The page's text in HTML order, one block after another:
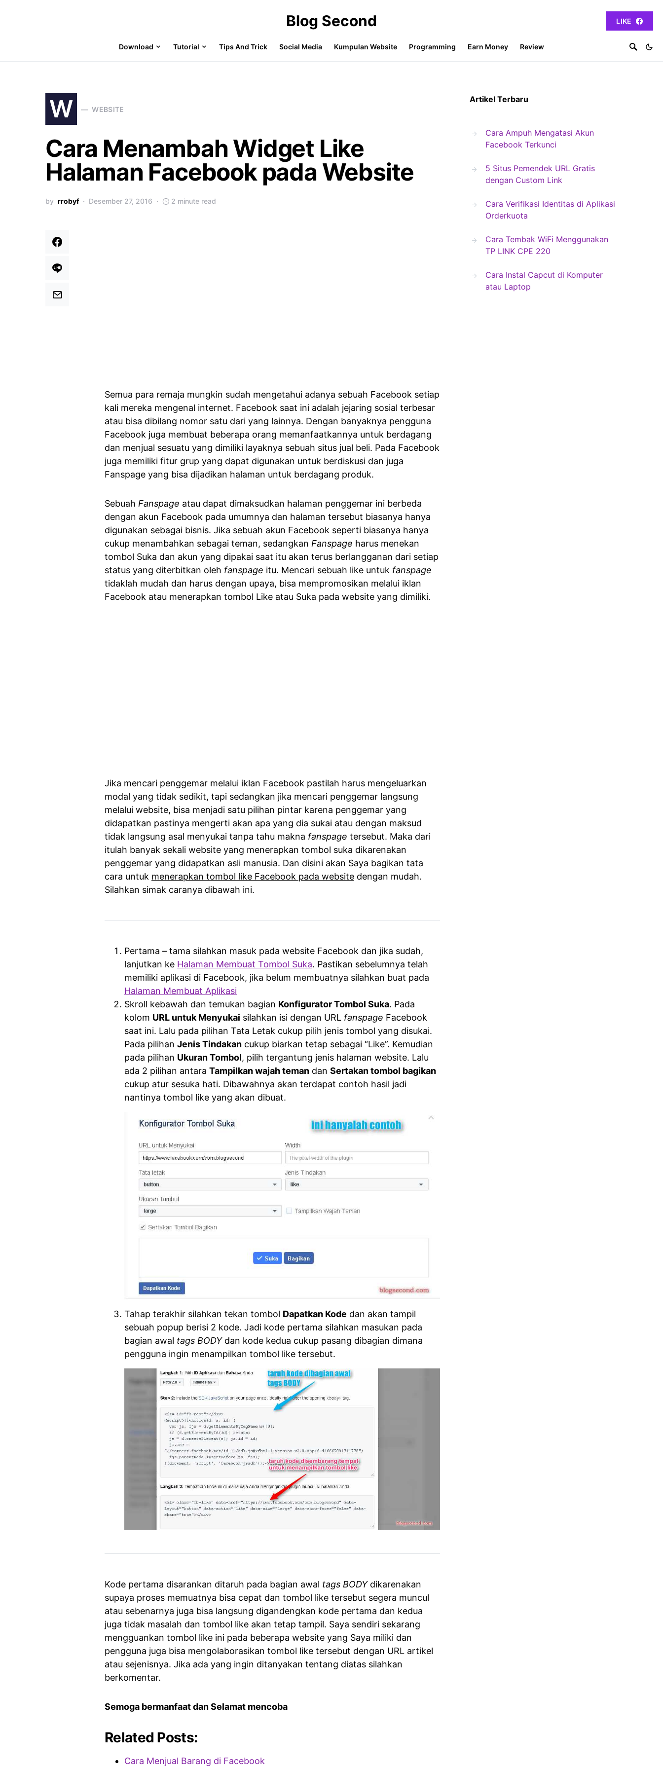
Blog Second LIKE
Download Tutorial Tips And Trick Social Media Kumpulan Website Programming Earn Money Review
W WEBSITE
Cara Menambah Widget Like
Halaman Facebook pada Website
by rrobyf Desember 27, 2016 2 minute read
Semua para remaja mungkin sudah mengetahui adanya sebuah Facebook setiap
kali mereka mengenal internet. Facebook saat ini adalah jejaring sosial terbesar
atau bisa dibilang nomor satu dari yang lainnya. Dengan banyaknya pengguna
Facebook juga membuat beberapa orang memanfaatkannya untuk berdagang
dan menjual sesuatu yang dimiliki layaknya sebuah situs jual beli. Pada Facebook
juga memiliki fitur grup yang dapat digunakan untuk berdiskusi dan juga
Fanspage yang bisa dijadikan halaman untuk berdagang produk.
Sebuah Fanspage atau dapat dimaksudkan halaman penggemar ini berbeda
dengan akun Facebook pada umumnya dan halaman tersebut biasanya hanya
digunakan sebagai bisnis. Jika sebuah akun Facebook seperti biasanya hanya
cukup menambahkan sebagai teman, sedangkan Fanspage harus menekan
tombol Suka dan akun yang dipakai saat itu akan terus berlangganan dari setiap
status yang diterbitkan oleh fanspage itu. Mencari sebuah like untuk fanspage
tidaklah mudah dan harus dengan upaya, bisa mempromosikan melalui iklan
Facebook atau menerapkan tombol Like atau Suka pada website yang dimiliki.
Jika mencari penggemar melalui iklan Facebook pastilah harus mengeluarkan
modal yang tidak sedikit, tapi sedangkan jika mencari penggemar langsung
melalui website, bisa menjadi satu pilihan pintar karena penggemar yang
didapatkan pastinya mengerti akan apa yang dia sukai atau dengan maksud
tidak langsung asal menyukai tanpa tahu makna fanspage tersebut. Maka dari
itulah banyak sekali website yang menerapkan tombol suka dikarenakan
penggemar yang didapatkan asli manusia. Dan disini akan Saya bagikan tata
cara untuk menerapkan tombol like Facebook pada website dengan mudah.
Silahkan simak caranya dibawah ini.
Pertama – tama silahkan masuk pada website Facebook dan jika sudah,
lanjutkan ke Halaman Membuat Tombol Suka. Pastikan sebelumnya telah
memiliki aplikasi di Facebook, jika belum membuatnya silahkan buat pada
Halaman Membuat Aplikasi
Skroll kebawah dan temukan bagian Konfigurator Tombol Suka. Pada
kolom URL untuk Menyukai silahkan isi dengan URL fanspage Facebook
saat ini. Lalu pada pilihan Tata Letak cukup pilih jenis tombol yang disukai.
Pada pilihan Jenis Tindakan cukup biarkan tetap sebagai “Like”. Kemudian
pada pilihan Ukuran Tombol, pilih tergantung jenis halaman website. Lalu
ada 2 pilihan antara Tampilkan wajah teman dan Sertakan tombol bagikan
cukup atur sesuka hati. Dibawahnya akan terdapat contoh hasil jadi
nantinya tombol like yang akan dibuat.
Tahap terakhir silahkan tekan tombol Dapatkan Kode dan akan tampil
sebuah popup berisi 2 kode. Jadi kode pertama silahkan masukan pada
bagian awal tags BODYdan kode kedua cukup pasang dibagian dimana
pengguna ingin menampilkan tombol like tersebut.
Kode pertama disarankan ditaruh pada bagian awal tags BODYdikarenakan
supaya proses memuatnya bisa cepat dan tombol like tersebut segera muncul
atau sebenarnya juga bisa langsung digandengkan kode pertama dan kedua
juga tidak masalah dan tombol like akan tetap tampil. Saya sendiri sekarang
mengguankan tombol like ini pada beberapa website yang Saya miliki dan
pengguna juga bisa mengolaborasikan tombol like tersebut dengan URL artikel
atau sejenisnya. Jika ada yang ingin ditanyakan tentang diatas silahkan
berkomentar.
Semoga bermanfaat dan Selamat mencoba
Related Posts:
Cara Menjual Barang di Facebook
Artikel Terbaru
Cara Ampuh Mengatasi Akun
Facebook Terkunci
5 Situs Pemendek URL Gratis
dengan Custom Link
Cara Verifikasi Identitas di Aplikasi
Orderkuota
Cara Tembak WiFi Menggunakan
TP LINK CPE 220
Cara Instal Capcut di Komputer
atau Laptop